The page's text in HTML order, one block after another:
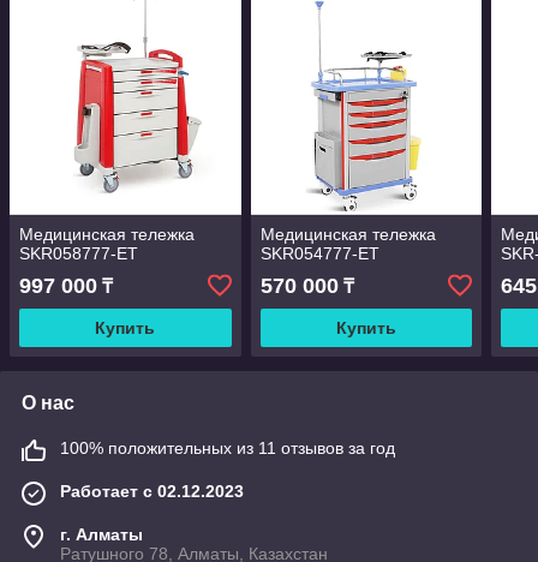
Медицинская тележка
SKR058777-ET
997 000 ₸
Купить
Медицинская тележка
SKR054777-ET
570 000₸
Купить
О нас
100% положительных из 11 отзывов за год
Работает с 02.12.2023
г. Алматы
Ратушного 78, Алматы, Казахстан